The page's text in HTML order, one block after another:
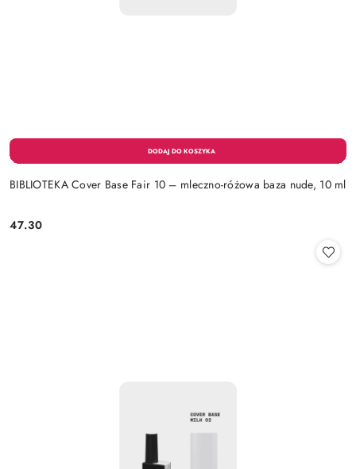
BIBLIOTEKA Cover Base Fair 10 – mleczno-różowa baza nude, 10 ml
Cena:
47.30